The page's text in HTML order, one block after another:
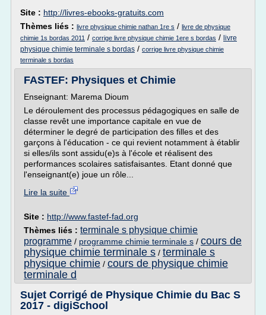
Site : http://livres-ebooks-gratuits.com
Thèmes liés : livre physique chimie nathan 1re s / livre de physique
chimie 1s bordas 2011 / corrige livre physique chimie 1ere s bordas / livre
physique chimie terminale s bordas / corrige livre physique chimie
terminale s bordas
FASTEF: Physiques et Chimie
Enseignant: Marema Dioum
Le déroulement des processus pédagogiques en salle de
classe revêt une importance capitale en vue de
déterminer le degré de participation des filles et des
garçons à l'éducation - ce qui revient notamment à établir
si elles/ils sont assidu(e)s à l'école et réalisent des
performances scolaires satisfaisantes. Etant donné que
l'enseignant(e) joue un rôle...
Lire la suite
Site : http://www.fastef-fad.org
Thèmes liés : terminale s physique chimie
programme / programme chimie terminale s / cours de
physique chimie terminale s / terminale s
physique chimie / cours de physique chimie
terminale d
Sujet Corrigé de Physique Chimie du Bac S
2017 - digiSchool